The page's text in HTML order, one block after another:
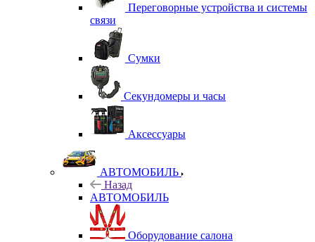
Переговорные устройства и системы
связи
Сумки
Секундомеры и часы
Аксессуары
АВТОМОБИЛЬ
Назад
АВТОМОБИЛЬ
Оборудование салона